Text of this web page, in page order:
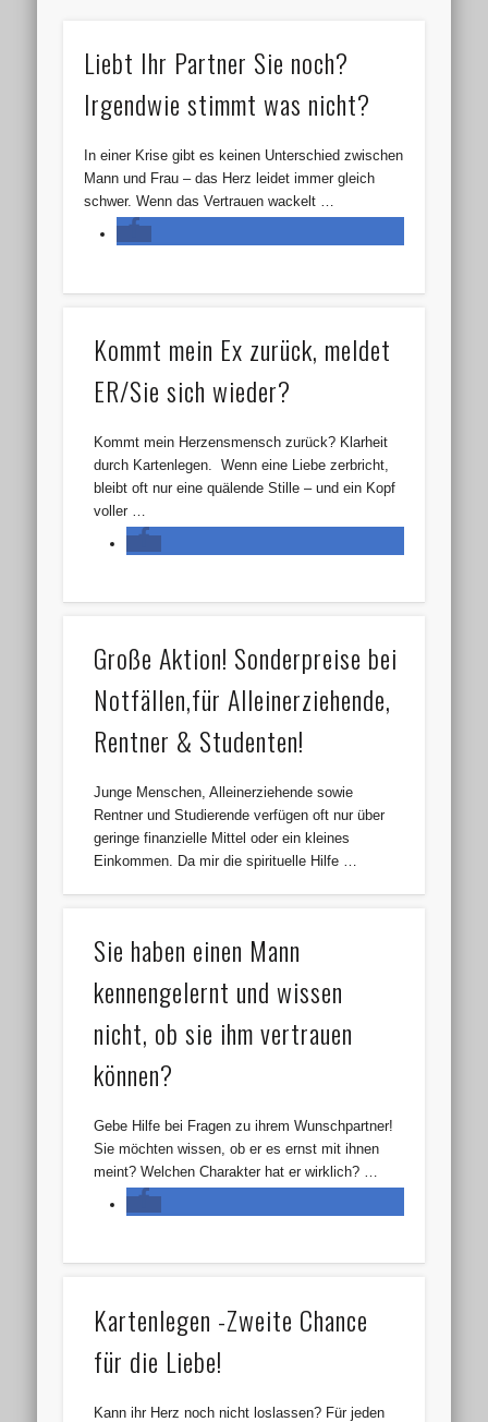
Liebt Ihr Partner Sie noch?
Irgendwie stimmt was nicht?
In einer Krise gibt es keinen Unterschied zwischen
Mann und Frau – das Herz leidet immer gleich
schwer. Wenn das Vertrauen wackelt …
Kommt mein Ex zurück, meldet
ER/Sie sich wieder?
Kommt mein Herzensmensch zurück? Klarheit
durch Kartenlegen. Wenn eine Liebe zerbricht,
bleibt oft nur eine quälende Stille – und ein Kopf
voller …
Große Aktion! Sonderpreise bei
Notfällen,für Alleinerziehende,
Rentner & Studenten!
Junge Menschen, Alleinerziehende sowie
Rentner und Studierende verfügen oft nur über
geringe finanzielle Mittel oder ein kleines
Einkommen. Da mir die spirituelle Hilfe …
Sie haben einen Mann
kennengelernt und wissen
nicht, ob sie ihm vertrauen
können?
Gebe Hilfe bei Fragen zu ihrem Wunschpartner!
Sie möchten wissen, ob er es ernst mit ihnen
meint? Welchen Charakter hat er wirklich? …
Kartenlegen -Zweite Chance
für die Liebe!
Kann ihr Herz noch nicht loslassen? Für jeden